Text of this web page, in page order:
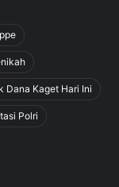
Dana Kaget Hari Ini
Polri